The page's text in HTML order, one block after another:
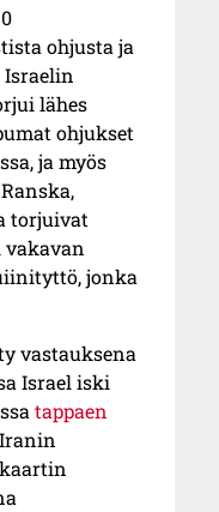
ohjusta ja
Israelin
lähes
ohjukset
ja myös
torjuivat
vakavan
jonka
vastauksena
Israel iski
tappaen